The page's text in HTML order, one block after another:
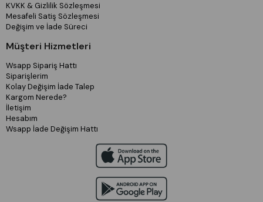
KVKK & Gizlilik Sözleşmesi
Mesafeli Satiş Sözleşmesi
Değişim ve İade Süreci
Müşteri Hizmetleri
Wsapp Sipariş Hattı
Siparişlerim
Kolay Değişim İade Talep
Kargom Nerede?
İletişim
Hesabım
Wsapp İade Değişim Hattı